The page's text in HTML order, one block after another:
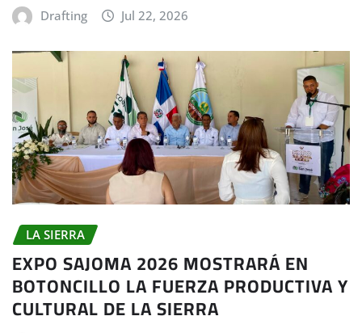
Drafting Jul 22, 2026
LA SIERRA
EXPO SAJOMA 2026 MOSTRARÁ EN
BOTONCILLO LA FUERZA PRODUCTIVA Y
CULTURAL DE LA SIERRA